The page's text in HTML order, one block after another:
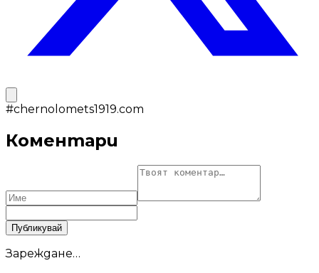
#chernolomets1919.com
Коментари
Публикувай
Зареждане…